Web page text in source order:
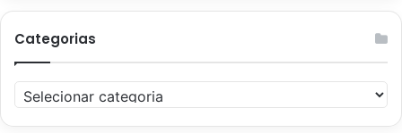
Categorias
Categorias